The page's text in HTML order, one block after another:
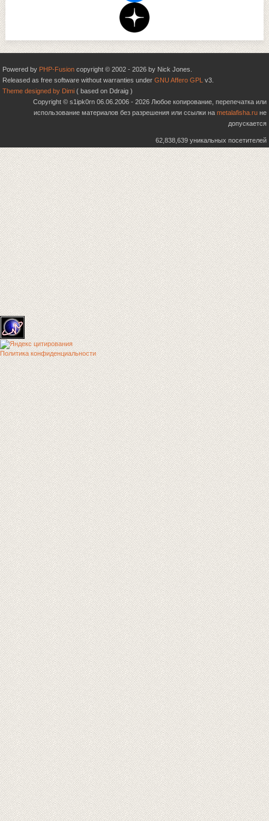
Powered by PHP-Fusion copyright © 2002 - 2026 by Nick Jones.
Released as free software without warranties under GNU Affero GPL v3.
Theme designed by Dimi ( based on Ddraig )
Copyright © s1ipk0rn 06.06.2006 - 2026 Любое копирование, перепечатка или
использование материалов без разрешения или ссылки на metalafisha.ru не
допускается
62,838,639 уникальных посетителей
Политика конфиденциальности